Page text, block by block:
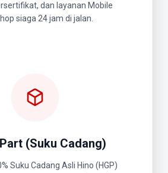
dan layanan Mobile
siaga 24 jam di jalan.
(Suku Cadang)
Suku Cadang Asli Hino (HGP)